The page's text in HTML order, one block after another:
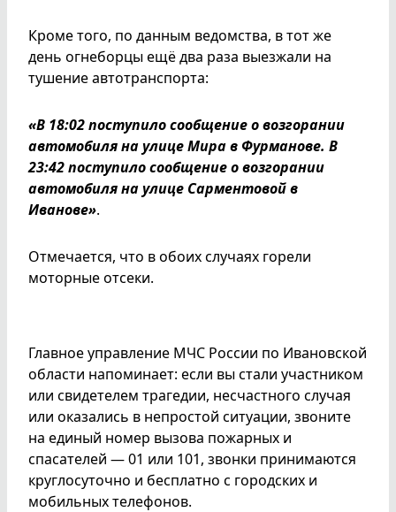
Кроме того, по данным ведомства, в тот же
день огнеборцы ещё два раза выезжали на
тушение автотранспорта:
«В 18:02 поступило сообщение о возгорании
автомобиля на улице Мира в Фурманове. В
23:42 поступило сообщение о возгорании
автомобиля на улице Сарментовой в
Иванове».
Отмечается, что в обоих случаях горели
моторные отсеки.
Главное управление МЧС России по Ивановской
области напоминает: если вы стали участником
или свидетелем трагедии, несчастного случая
или оказались в непростой ситуации, звоните
на единый номер вызова пожарных и
спасателей — 01 или 101, звонки принимаются
круглосуточно и бесплатно с городских и
мобильных телефонов.